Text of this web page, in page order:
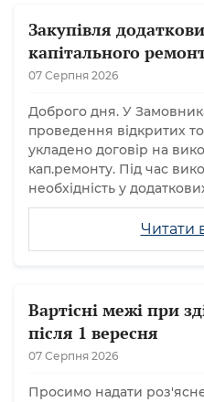
Закупівля
капітального
07 Серпня 2026
Читати
Доброго дня. У
проведення відкритих
укладено договір на
кап.ремонту. Під час
необхідність у
Вартісні межі при
після 1 вересня
07 Серпня 2026
Просимо надати